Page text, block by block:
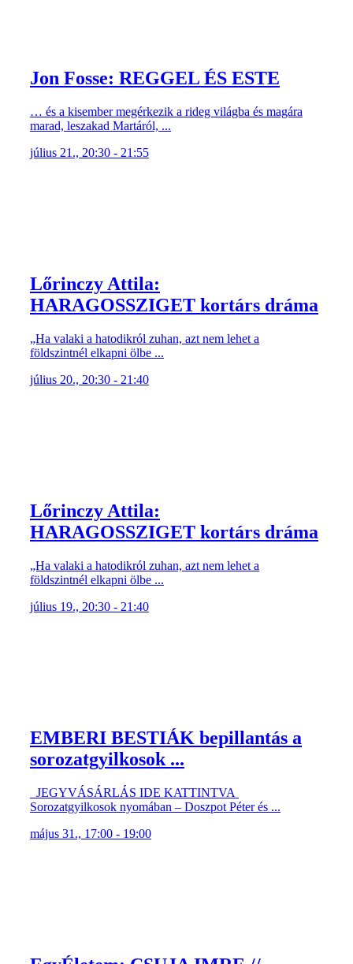
Jon Fosse: REGGEL ÉS ESTE
… és a kisember megérkezik a rideg világba és magára
marad, leszakad Martáról, ...
július 21., 20:30 - 21:55
Lőrinczy Attila:
HARAGOSSZIGET kortárs dráma
„Ha valaki a hatodikról zuhan, azt nem lehet a
földszintnél elkapni ölbe ...
július 20., 20:30 - 21:40
Lőrinczy Attila:
HARAGOSSZIGET kortárs dráma
„Ha valaki a hatodikról zuhan, azt nem lehet a
földszintnél elkapni ölbe ...
július 19., 20:30 - 21:40
EMBERI BESTIÁK bepillantás a
sorozatgyilkosok ...
JEGYVÁSÁRLÁS IDE KATTINTVA
Sorozatgyilkosok nyomában – Doszpot Péter és ...
május 31., 17:00 - 19:00